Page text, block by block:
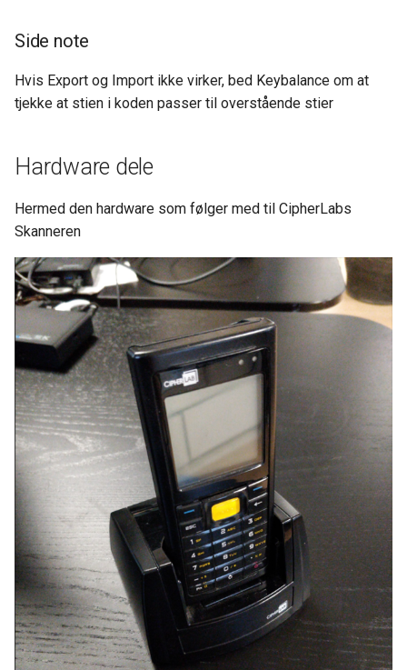
Side note
Hvis Export og Import ikke virker, bed Keybalance om at
tjekke at stien i koden passer til overstående stier
Hardware dele
Hermed den hardware som følger med til CipherLabs
Skanneren